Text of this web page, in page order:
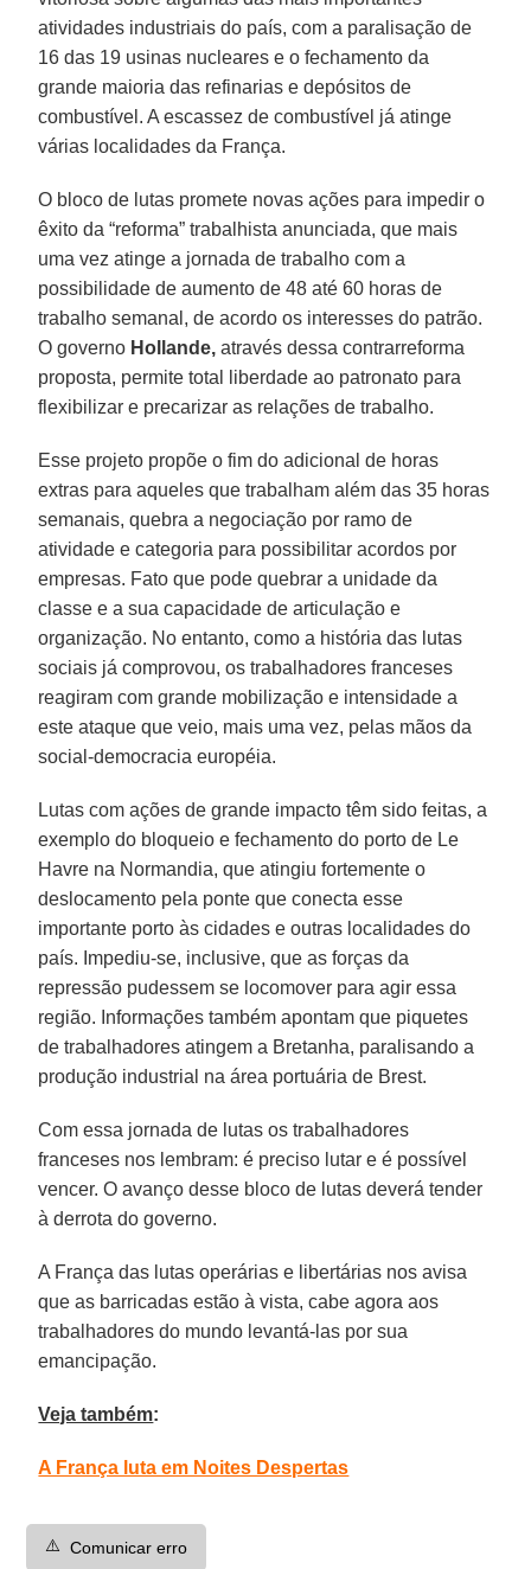
atividades industriais do país, com a paralisação de
16 das 19 usinas nucleares e o fechamento da
grande maioria das refinarias e depósitos de
combustível. A escassez de combustível já atinge
várias localidades da França.
O bloco de lutas promete novas ações para impedir o
êxito da “reforma” trabalhista anunciada, que mais
uma vez atinge a jornada de trabalho com a
possibilidade de aumento de 48 até 60 horas de
trabalho semanal, de acordo os interesses do patrão.
O governo Hollande, através dessa contrarreforma
proposta, permite total liberdade ao patronato para
flexibilizar e precarizar as relações de trabalho.
Esse projeto propõe o fim do adicional de horas
extras para aqueles que trabalham além das 35 horas
semanais, quebra a negociação por ramo de
atividade e categoria para possibilitar acordos por
empresas. Fato que pode quebrar a unidade da
classe e a sua capacidade de articulação e
organização. No entanto, como a história das lutas
sociais já comprovou, os trabalhadores franceses
reagiram com grande mobilização e intensidade a
este ataque que veio, mais uma vez, pelas mãos da
social-democracia européia.
Lutas com ações de grande impacto têm sido feitas, a
exemplo do bloqueio e fechamento do porto de Le
Havre na Normandia, que atingiu fortemente o
deslocamento pela ponte que conecta esse
importante porto às cidades e outras localidades do
país. Impediu-se, inclusive, que as forças da
repressão pudessem se locomover para agir essa
região. Informações também apontam que piquetes
de trabalhadores atingem a Bretanha, paralisando a
produção industrial na área portuária de Brest.
Com essa jornada de lutas os trabalhadores
franceses nos lembram: é preciso lutar e é possível
vencer. O avanço desse bloco de lutas deverá tender
à derrota do governo.
A França das lutas operárias e libertárias nos avisa
que as barricadas estão à vista, cabe agora aos
trabalhadores do mundo levantá-las por sua
emancipação.
Veja também:
A França luta em Noites Despertas
⚠️ Comunicar erro